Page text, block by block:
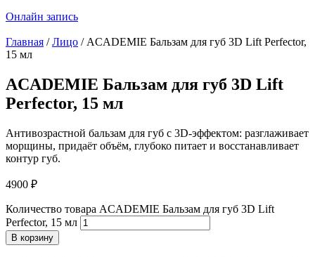
Онлайн запись
Главная /Лицо / ACADEMIE Бальзам для губ 3D Lift Perfector,
15 мл
ACADEMIE Бальзам для губ 3D Lift
Perfector, 15 мл
Антивозрастной бальзам для губ с 3D-эффектом: разглаживает
морщины, придаёт объём, глубоко питает и восстанавливает
контур губ.
4900 ₽
Количество товара ACADEMIE Бальзам для губ 3D Lift
Perfector, 15 мл
В корзину